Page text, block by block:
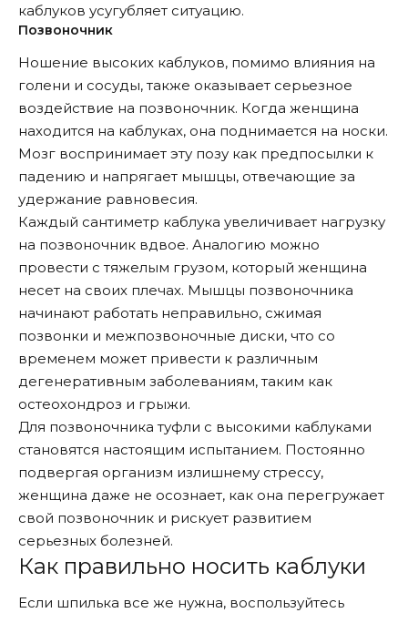
каблуков усугубляет ситуацию.
Позвоночник
Ношение высоких каблуков, помимо влияния на
голени и сосуды, также оказывает серьезное
воздействие на позвоночник. Когда женщина
находится на каблуках, она поднимается на носки.
Мозг воспринимает эту позу как предпосылки к
падению и напрягает мышцы, отвечающие за
удержание равновесия.
Каждый сантиметр каблука увеличивает нагрузку
на позвоночник вдвое. Аналогию можно
провести с тяжелым грузом, который женщина
несет на своих плечах. Мышцы позвоночника
начинают работать неправильно, сжимая
позвонки и межпозвоночные диски, что со
временем может привести к различным
дегенеративным заболеваниям, таким как
остеохондроз и грыжи.
Для позвоночника туфли с высокими каблуками
становятся настоящим испытанием. Постоянно
подвергая организм излишнему стрессу,
женщина даже не осознает, как она перегружает
свой позвоночник и рискует развитием
серьезных болезней.
Как правильно носить каблуки
Если шпилька все же нужна, воспользуйтесь